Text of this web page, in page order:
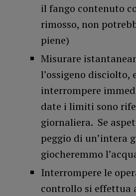
il fango contenuto
rimosso, non
piene)
Misurare
l’ossigeno
interrompere
date i limiti sono
giornaliera. Se
peggio di un’intera
giocheremmo
Interrompere le
controllo si effettua